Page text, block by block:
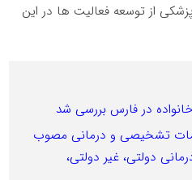
از توسعه فعالیت ها در این
در فارس بررسی شد
تشخیصی و درمانی مصوب
دولتی، غیر دولتی،